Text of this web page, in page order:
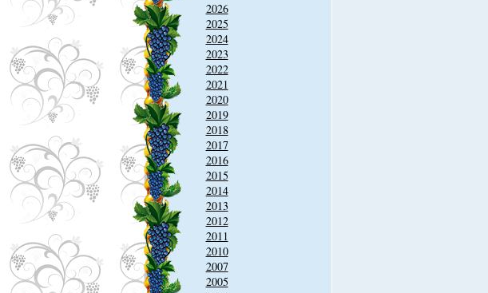
2026
2025
2024
2023
2022
2021
2020
2019
2018
2017
2016
2015
2014
2013
2012
2011
2010
2007
2005